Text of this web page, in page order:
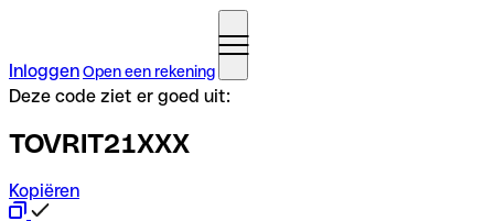
InloggenOpen een rekening
Deze code ziet er goed uit:
TOVRIT21XXX
Kopiëren